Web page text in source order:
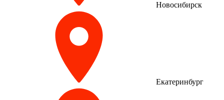
Новосибирск
Екатеринбург